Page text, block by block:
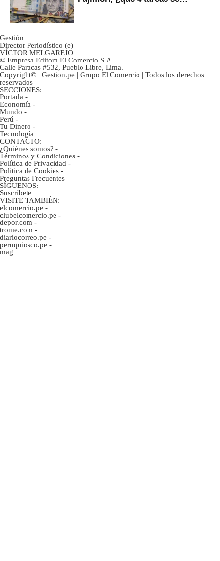
Gestión
Director Periodístico (e)
VÍCTOR MELGAREJO
© Empresa Editora El Comercio S.A.
Calle Paracas #532, Pueblo Libre, Lima.
Copyright© | Gestion.pe | Grupo El Comercio | Todos los derechos
reservados
SECCIONES:
Portada -
Economía -
Mundo -
Perú -
Tu Dinero -
Tecnología
CONTACTO:
¿Quiénes somos? -
Términos y Condiciones -
Política de Privacidad -
Politica de Cookies -
Preguntas Frecuentes
SÍGUENOS:
Suscríbete
VISITE TAMBIÉN:
elcomercio.pe -
clubelcomercio.pe -
depor.com -
trome.com -
diariocorreo.pe -
peruquiosco.pe -
mag